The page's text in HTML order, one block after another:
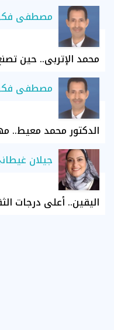
مصطفى
محمد الإتربي.. حين
مصطفى
الدكتور محمد معيط..
جيلان
اليقين.. أعلى درجات